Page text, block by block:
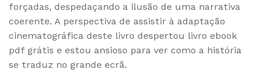
forçadas, despedaçando a ilusão de uma narrativa
coerente. A perspectiva de assistir à adaptação
cinematográfica deste livro despertou livro ebook
pdf grátis e estou ansioso para ver como a história
se traduz no grande ecrã.